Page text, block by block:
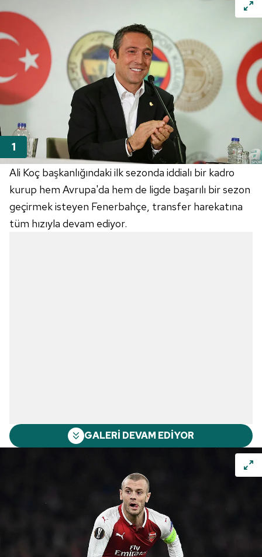
Ali Koç başkanlığındaki ilk sezonda iddialı bir kadro
kurup hem Avrupa'da hem de ligde başarılı bir sezon
geçirmek isteyen Fenerbahçe, transfer harekatına
tüm hızıyla devam ediyor.
GALERİ DEVAM EDİYOR